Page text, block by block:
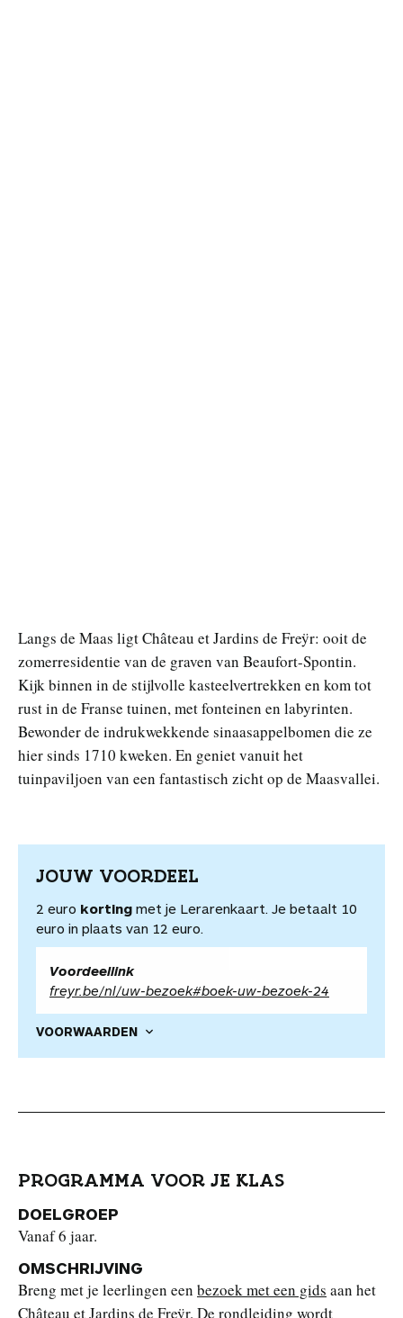
Langs de Maas ligt Château et Jardins de Freÿr: ooit de
zomerresidentie van de graven van Beaufort-Spontin.
Kijk binnen in de stijlvolle kasteelvertrekken en kom tot
rust in de Franse tuinen, met fonteinen en labyrinten.
Bewonder de indrukwekkende sinaasappelbomen die ze
hier sinds 1710 kweken. En geniet vanuit het
tuinpaviljoen van een fantastisch zicht op de Maasvallei.
JOUW VOORDEEL
2 euro korting met je Lerarenkaart. Je betaalt 10
euro in plaats van 12 euro.
Voordeellink
freyr.be/nl/uw-bezoek#boek-uw-bezoek-24
VOORWAARDEN
PROGRAMMA VOOR JE KLAS
DOELGROEP
Vanaf 6 jaar.
OMSCHRIJVING
Breng met je leerlingen een bezoek met een gids aan het
Château et Jardins de Freÿr. De rondleiding wordt